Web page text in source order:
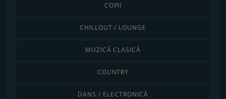
COPII
CHILLOUT / LOUNGE
MUZICĂ CLASICĂ
COUNTRY
DANS / ELECTRONICĂ